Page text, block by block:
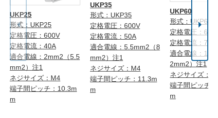
UKP25
形式：UKP25
定格電圧：600V
定格電流：40A
適合電線：2mm2（5.5
mm2）注1
ネジサイズ：M4
端子間ピッチ：10.3m
m
UKP35
形式：UKP35
定格電圧：600V
定格電流：50A
適合電線：5.5mm2（8
mm2）注1
ネジサイズ：M4
端子間ピッチ：11.3m
m
UKP60
形式：UKP60
定格電圧：
定格電流：70A
適合電線：
2mm2）注1
ネジサイズ：
端子間ピッチ
m